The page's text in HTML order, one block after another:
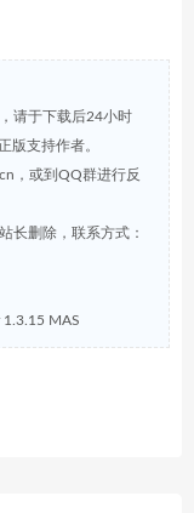
请于下载后24小时
版支持作者。
，或到QQ群进行反
长删除，联系方式：
1.3.15 MAS